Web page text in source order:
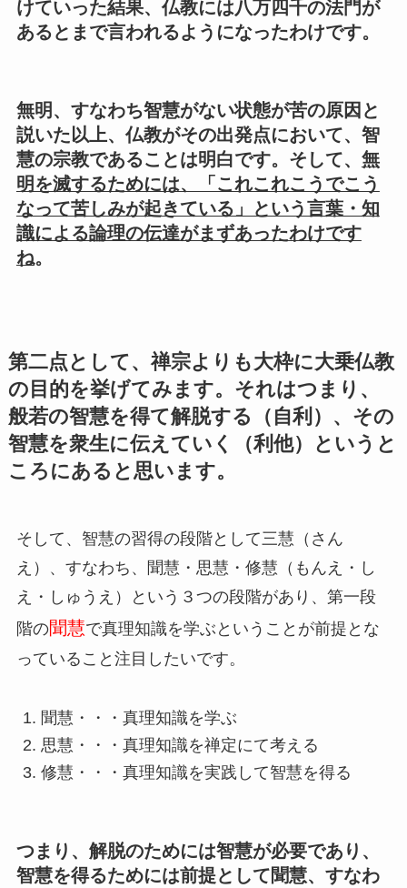
けていった結果、仏教には八万四千の法門が
あるとまで言われるようになったわけです。
無明、すなわち智慧がない状態が苦の原因と
説いた以上、仏教がその出発点において、智
慧の宗教であることは明白です。そして、 無
明を滅するためには、「これこれこうでこう
なって苦しみが起きている」という言葉・知
識による論理の伝達がまずあったわけです
ね。
第二点として、禅宗よりも大枠に大乗仏教
の目的を挙げてみます。それはつまり、
般若の智慧を得て解脱する（自利）、その
智慧を衆生に伝えていく（利他）というと
ころにあると思います。
そして、智慧の習得の段階として三慧（さん
え）、すなわち、聞慧・思慧・修慧（もんえ・し
え・しゅうえ）という３つの段階があり、第一段
階の聞慧で真理知識を学ぶということが前提とな
っていること注目したいです。
聞慧・・・真理知識を学ぶ
思慧・・・真理知識を禅定にて考える
修慧・・・真理知識を実践して智慧を得る
つまり、解脱のためには智慧が必要であり、
智慧を得るためには前提として聞慧、すなわ